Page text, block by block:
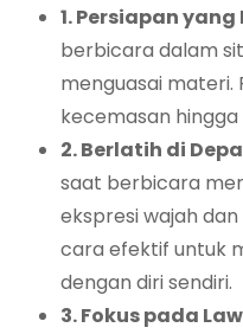
1. Persiapan
berbicara dalam
menguasai materi.
kecemasan hingga
2. Berlatih di
saat berbicara
ekspresi wajah
cara efektif untuk
dengan diri sendiri.
3. Fokus pada